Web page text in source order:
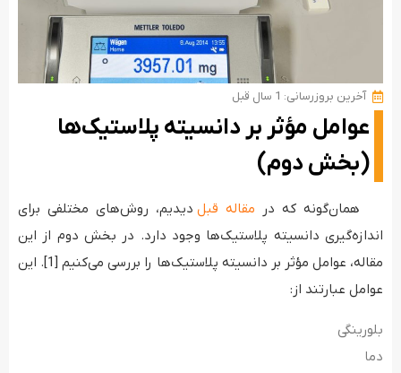
آخرین بروزرسانی: 1 سال قبل
عوامل مؤثر بر دانسیته پلاستیک‌ها
(بخش دوم)
همان‌گونه که در مقاله قبل دیدیم، روش‌های مختلفی برای
اندازه‌گیری دانسیته پلاستیک‌ها وجود دارد. در بخش دوم از این
مقاله، عوامل مؤثر بر دانسیته پلاستیک‌ها را بررسی می‌کنیم [1]. این
عوامل عبارتند از:
بلورینگی
دما